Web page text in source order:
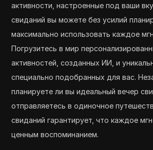
активности, настроенные под ваши
свиданий вы можете без усилий
максимально использовать каждое
Погрузитесь в мир
активностей, созданных ИИ, и
специально подобранных для вас.
планируете ли вы идеальный вечер
отправляетесь в одиночное
свиданий гарантирует, что каждое
ценным воспоминанием.